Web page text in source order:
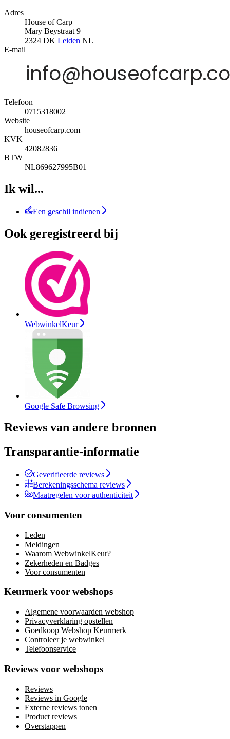
Adres
House of Carp
Mary Beystraat 9
2324 DK Leiden NL
E-mail
Telefoon
0715318002
Website
houseofcarp.com
KVK
42082836
BTW
NL869627995B01
Ik wil...
Een geschil indienen
Ook geregistreerd bij
WebwinkelKeur
Google Safe Browsing
Reviews van andere bronnen
Transparantie-informatie
Geverifieerde reviews
Berekeningsschema reviews
Maatregelen voor authenticiteit
Voor consumenten
Leden
Meldingen
Waarom WebwinkelKeur?
Zekerheden en Badges
Voor consumenten
Keurmerk voor webshops
Algemene voorwaarden webshop
Privacyverklaring opstellen
Goedkoop Webshop Keurmerk
Controleer je webwinkel
Telefoonservice
Reviews voor webshops
Reviews
Reviews in Google
Externe reviews tonen
Product reviews
Overstappen